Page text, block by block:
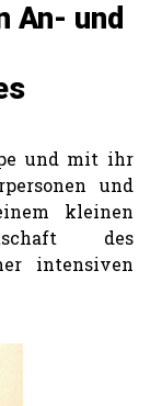
An- und
und mit ihr
und
kleinen
des
intensiven